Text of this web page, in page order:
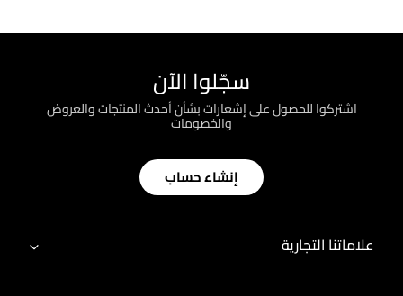
سجّلوا الآن
اشتركوا للحصول على إشعارات بشأن أحدث المنتجات والعروض
والخصومات
إنشاء حساب
علاماتنا التجارية